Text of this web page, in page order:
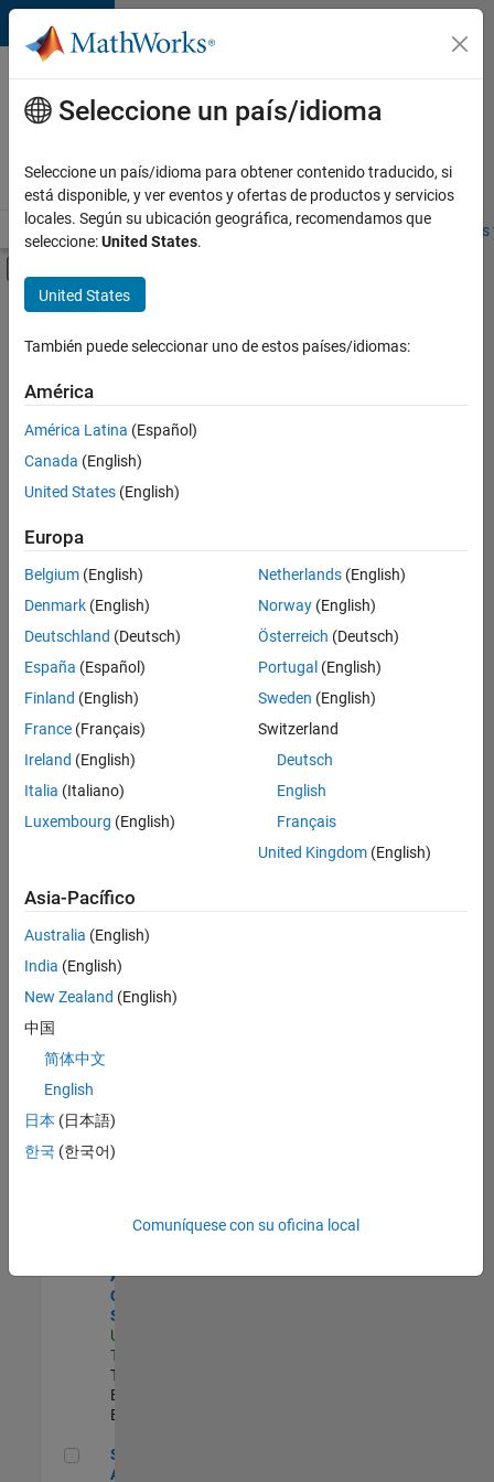
Saltar al contenido
Ofertas
de
empleo
MathWorks
Visión general Búsqueda de empleo Oficinas locales
Contenido principal
FILTRADO POR
Ordenar por
Guardar
empleos
seleccionados
No se
han
traducido
todos
los
empleos.
Busque
por
ubicación
todos
empleos
en su
zona.
Senior Program Manager
US-MA-Natick
Management |
Senior
Application
Aerospace -
Control
Systems
US-CA-
Torrance
Technical Sales
Engineering |
Experimentado
Senior Application Engineer - Model-Based Design
Senior
Application
Seleccione un país/idioma
Seleccione un país/idioma para obtener contenido traducido, si
está disponible, y ver eventos y ofertas de productos y servicios
locales. Según su ubicación geográfica, recomendamos que
seleccione:United States.
United States
También puede seleccionar uno de estos países/idiomas:
América
América Latina (Español)
Canada (English)
United States (English)
Europa
Belgium (English)
Denmark (English)
Deutschland (Deutsch)
España (Español)
Finland (English)
France (Français)
Ireland (English)
Italia (Italiano)
Luxembourg (English)
Netherlands(English)
Norway(English)
Österreich (Deutsch)
Portugal (English)
Sweden (English)
Switzerland
Deutsch
English
Français
United Kingdom(English)
Asia-Pacífico
Australia (English)
India (English)
New Zealand (English)
中国
简体中文
English
日本 (日本語)
한국 (한국어)
Comuníquese con su oficina local